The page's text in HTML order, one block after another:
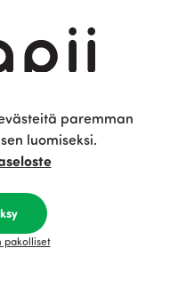
paremman
luomiseksi.
pakolliset